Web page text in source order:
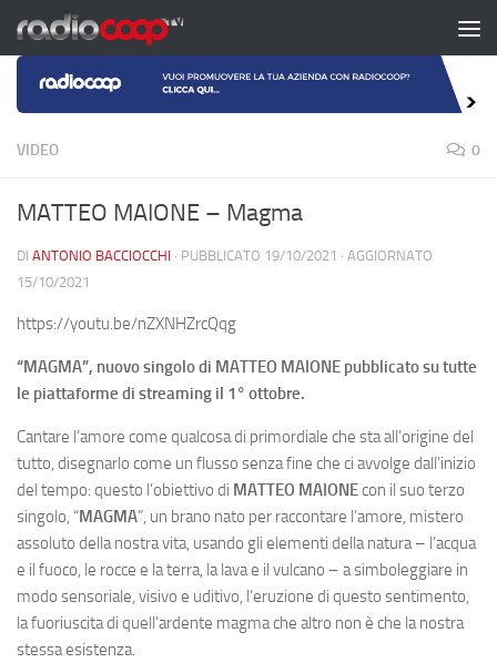
Salta al contenuto
VIDEO 0
MATTEO MAIONE – Magma
DI ANTONIO BACCIOCCHI · PUBBLICATO 19/10/2021 · AGGIORNATO
15/10/2021
https://youtu.be/nZXNHZrcQqg
“MAGMA”, nuovo singolo di MATTEO MAIONE pubblicato su tutte
le piattaforme di streaming il 1° ottobre.
Cantare l’amore come qualcosa di primordiale che sta all’origine del
tutto, disegnarlo come un flusso senza fine che ci avvolge dall’inizio
del tempo: questo l’obiettivo di MATTEO MAIONEcon il suo terzo
singolo, “MAGMA”, un brano nato per raccontare l’amore, mistero
assoluto della nostra vita, usando gli elementi della natura – l’acqua
e il fuoco, le rocce e la terra, la lava e il vulcano – a simboleggiare in
modo sensoriale, visivo e uditivo, l’eruzione di questo sentimento,
la fuoriuscita di quell’ardente magma che altro non è che la nostra
stessa esistenza.